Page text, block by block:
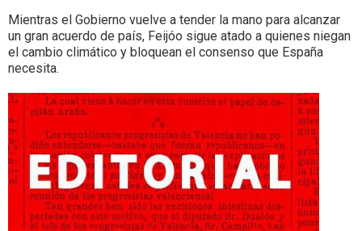
Mientras el Gobierno vuelve a tender la mano para alcanzar
un gran acuerdo de país, Feijóo sigue atado a quienes niegan
el cambio climático y bloquean el consenso que España
necesita.